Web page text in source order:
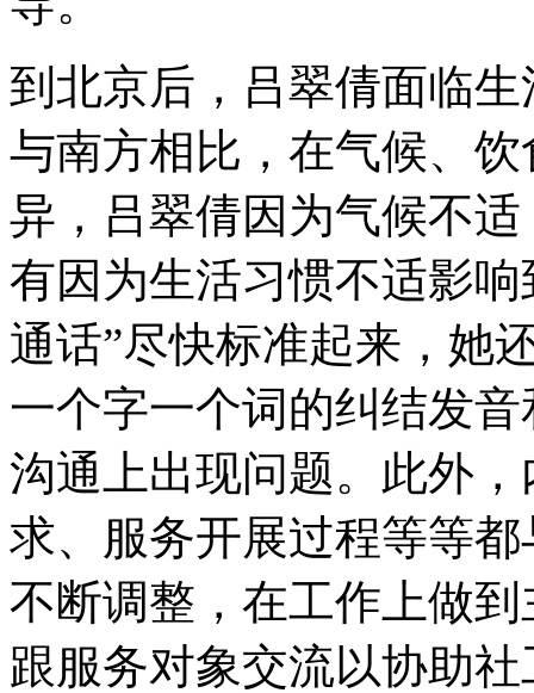
到北京后，吕翠倩面临
与南方相比，在气候、
异，吕翠倩因为气候不
有因为生活习惯不适影
通话”尽快标准起来，她
一个字一个词的纠结发
沟通上出现问题。此外
求、服务开展过程等等
不断调整，在工作上做
跟服务对象交流以协助